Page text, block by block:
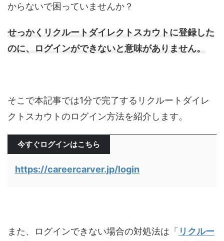
からないで困っていませんか？
せっかくリクルートダイレクトスカウトに登録した
のに、ログインができないと意味がありません。
そこで本記事では1分で完了するリクルートダイレ
クトスカウトのログイン方法を紹介します。
今すぐログインはこちら
https://careercarver.jp/login
また、ログインできない場合の対処法は「 リクルー